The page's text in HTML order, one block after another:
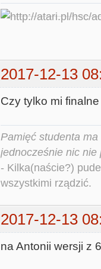
2017-12-13
Czy tylko mi
Pamięć studenta
jednocześnie nic nie
- Kilka(naście?)
wszystkimi rządzić.
2017-12-13
na Antonii wersji z